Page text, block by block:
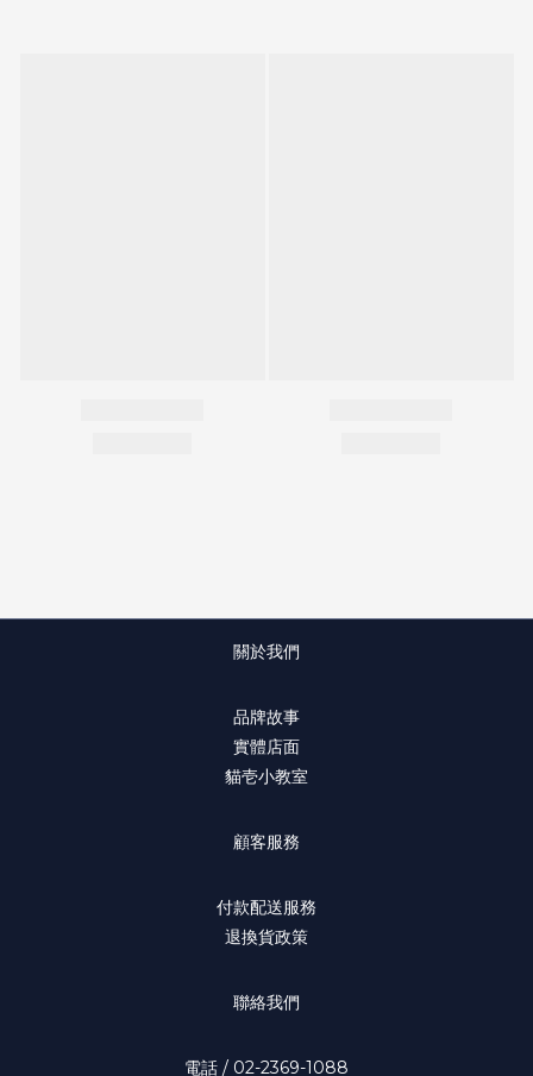
關於我們
品牌故事
實體店面
貓壱小教室
顧客服務
付款配送服務
退換貨政策
聯絡我們
電話 / 02-2369-1088